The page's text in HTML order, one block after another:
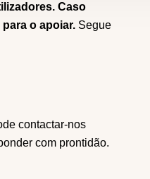
Caso
o apoiar. Segue
contactar-nos
com prontidão.